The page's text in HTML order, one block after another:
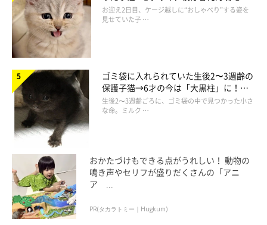
ねこのきもちweb
こちらは病院でもらった術後服。こんな感じで穴をあけるだけ！
ドになるコに成長！
お迎え2日目、ケージ越しに“おしゃべり”する姿を
見せていた子 …
ゴミ袋に入れられていた生後2〜3週齢の
保護子猫→6才の今は「大黒柱」に！
美しい黒猫に成長した姿にグッとくる
生後2〜3週齢ごろに、ゴミ袋の中で見つかった小さ
な命。ミルク …
おかたづけもできる点がうれしい！ 動物の
鳴き声やセリフが盛りだくさんの「アニ
ア ...
PR(タカラトミー｜Hugkum)